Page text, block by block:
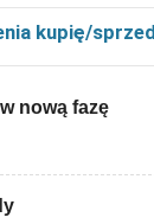
kupię/
nową fazę